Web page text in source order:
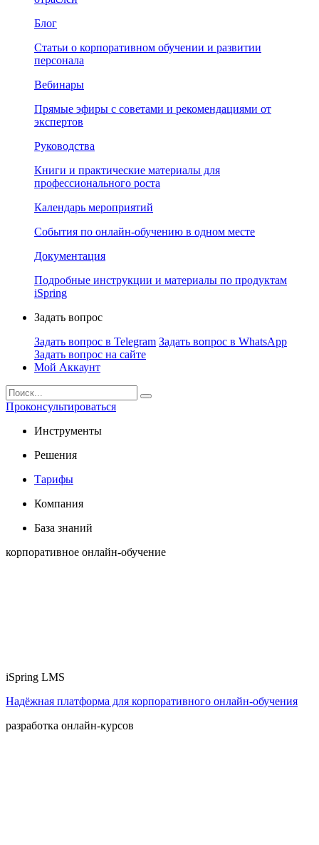
Блог
Статьи о корпоративном обучении и развитии
персонала
Вебинары
Прямые эфиры с советами и рекомендациями от
экспертов
Руководства
Книги и практические материалы для
профессионального роста
Календарь мероприятий
События по онлайн-обучению в одном месте
Документация
Подробные инструкции и материалы по продуктам
iSpring
Задать вопрос
Задать вопрос в Telegram Задать вопрос в WhatsApp
Задать вопрос на сайте
Мой Аккаунт
Проконсультироваться
Инструменты
Решения
Тарифы
Компания
База знаний
корпоративное онлайн-обучение
iSpring LMS
Надёжная платформа для корпоративного онлайн‑обучения
разработка онлайн-курсов